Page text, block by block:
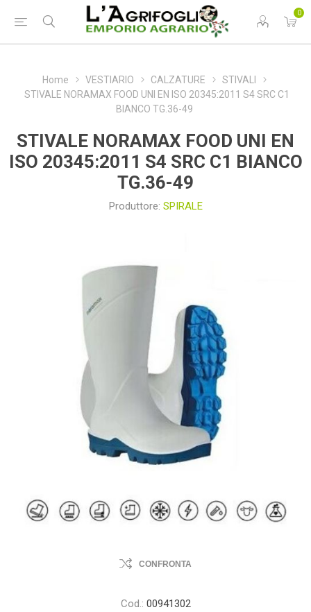
0
Home VESTIARIO CALZATURE
STIVALI
STIVALE NORAMAX FOOD UNI EN ISO 20345:2011 S4 SRC C1
BIANCO TG.36-49
STIVALE NORAMAX FOOD UNI EN
ISO 20345:2011 S4 SRC C1 BIANCO
TG.36-49
Produttore: SPIRALE
CONFRONTA
Cod.: 00941302